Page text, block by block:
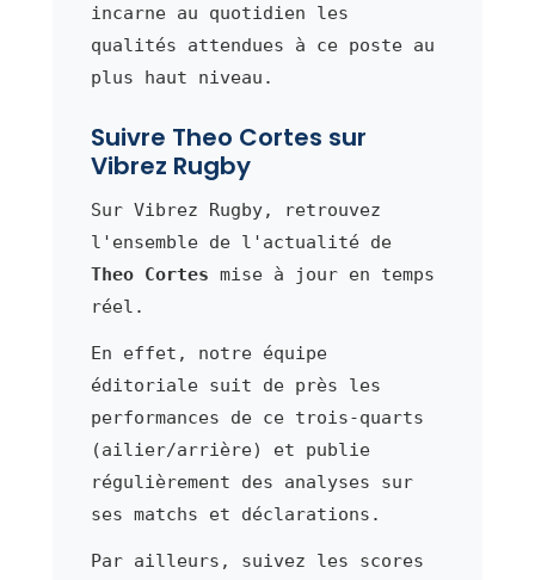
incarne au quotidien les
qualités attendues à ce poste au
plus haut niveau.
Suivre Theo Cortes sur
Vibrez Rugby
Sur Vibrez Rugby, retrouvez
l'ensemble de l'actualité de
Theo Cortes mise à jour en temps
réel.
En effet, notre équipe
éditoriale suit de près les
performances de ce trois-quarts
(ailier/arrière) et publie
régulièrement des analyses sur
ses matchs et déclarations.
Par ailleurs, suivez les scores